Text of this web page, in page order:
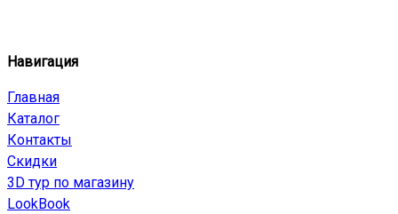
Навигация
Главная
Каталог
Контакты
Скидки
3D тур по магазину
LookBook